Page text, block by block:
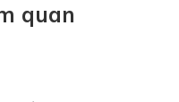
quan